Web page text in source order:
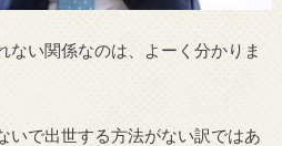
ない関係なのは、よーく分かりま
いで出世する方法がない訳ではあ